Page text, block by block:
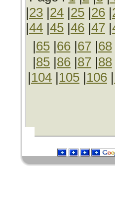
|23 |24 |25 |26 |
|44 |45 |46 |47 |
|65|66|67|68
|85 |86 |87 |88
|104 |105 |106 |